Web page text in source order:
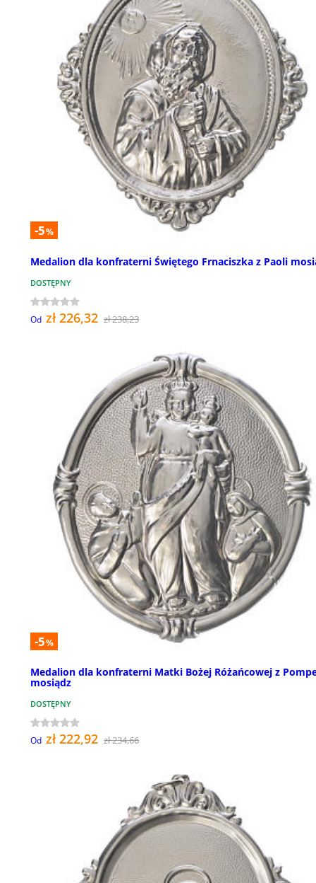
-5%
Medalion dla konfraterni Świętego Frnaciszka z Paoli
DOSTĘPNY
Od zł 226,32 zł 238,23
-5%
Medalion dla konfraterni Matki Bożej Różańcowej z
mosiądz
DOSTĘPNY
Od zł 222,92 zł 234,66